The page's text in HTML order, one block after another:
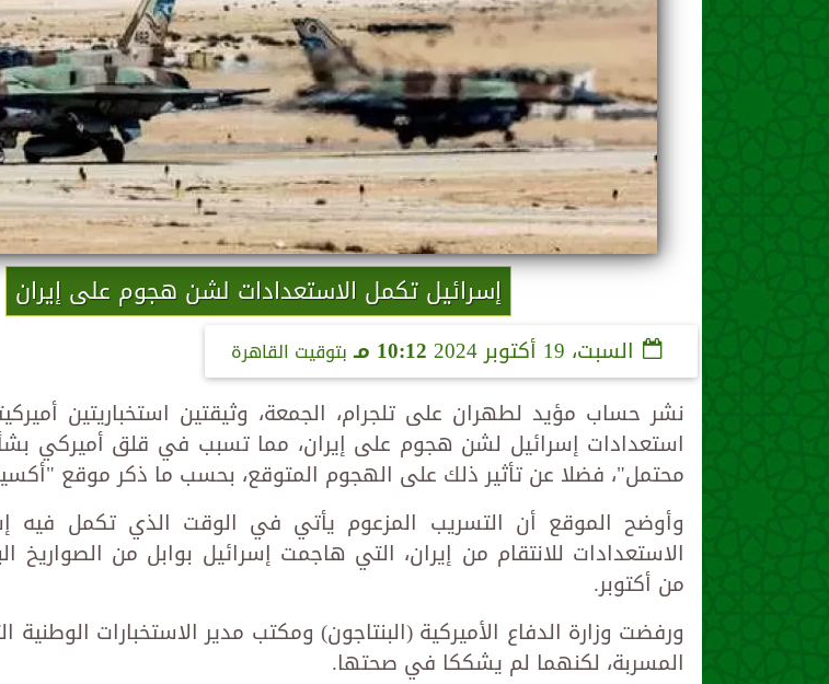
إسرائيل تكمل الاستعدادات لشن هجوم على إيران
السبت، 19 أكتوبر 2024 10:12 مـ بتوقيت القاهرة
نشر حساب مؤيد لطهران على تلجرام، الجمعة، وثيقتين استخباريتين
استعدادات إسرائيل لشن هجوم على إيران، مما تسبب في قلق أميركي
محتمل"، فضلا عن تأثير ذلك على الهجوم المتوقع، بحسب ما ذكر موقع
وأوضح الموقع أن التسريب المزعوم يأتي في الوقت الذي تكمل فيه
الاستعدادات للانتقام من إيران، التي هاجمت إسرائيل بوابل من الصواريخ
من أكتوبر.
ورفضت وزارة الدفاع الأميركية (البنتاجون) ومكتب مدير الاستخبارات الوطنية
المسربة، لكنهما لم يشككا في صحتها.